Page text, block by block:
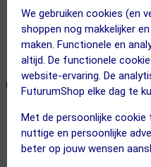
We gebruiken cookies (en
shoppen nog makkelijker
maken. Functionele en
altijd. De functionele
website-ervaring. De
FuturumShop elke dag te
Met de persoonlijke cookie
nuttige en persoonlijke
beter op jouw wensen
Voor 23:00 uur besteld,
365 dagen retourrecht
← Terug naar productnavigatie
ONZE AANBEVOLEN
Sportful
Neo